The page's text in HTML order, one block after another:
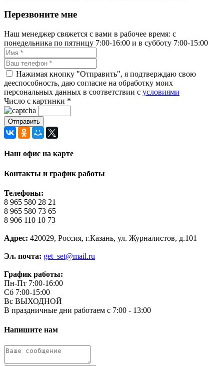
Перезвоните мне
Наш менеджер свяжется с вами в рабочее время: с
понедельника по пятницу 7:00-16:00 и в субботу 7:00-15:00
Нажимая кнопку "Отправить", я подтверждаю свою
дееспособность, даю согласие на обработку моих
персональных данных в соответствии с условиями
Число с картинки *
Наш офис на карте
Контакты и график работы
Телефоны:
8 965 580 28 21
8 965 580 73 65
8 906 110 10 73
Адрес: 420029, Россия, г.Казань, ул. Журналистов, д.101
Эл. почта: get_set@mail.ru
График работы:
Пн-Пт 7:00-16:00
Сб 7:00-15:00
Вс ВЫХОДНОЙ
В праздничные дни работаем с 7:00 - 13:00
Напишите нам